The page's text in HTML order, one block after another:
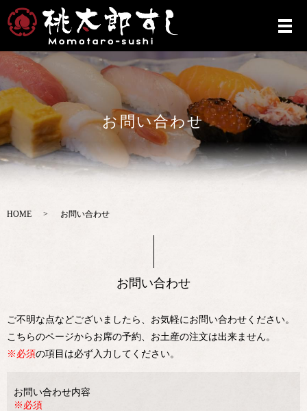
お問い合わせ
HOME お問い合わせ
お問い合わせ
ご不明な点などございましたら、お気軽にお問い合わせください。
こちらのページからお席の予約、お土産の注文は出来ません。
※必須の項目は必ず入力してください。
お問い合わせ内容
※必須